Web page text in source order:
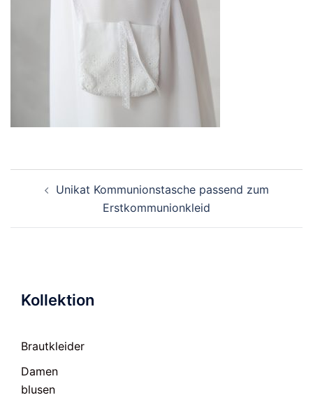
Unikat Kommunionstasche passend zum
Erstkommunionkleid
Kollektion
Brautkleider
Damen
blusen